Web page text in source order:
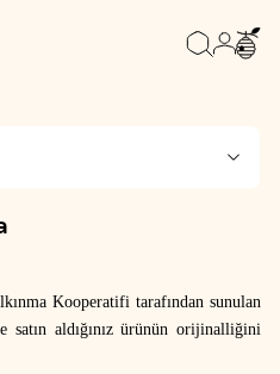
Kooperatifi tarafından sunulan
aldığınız ürünün orijinalliğini